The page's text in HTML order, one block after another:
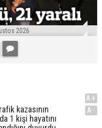
2026
kazasının
1 kişi hayatını
A+
A-